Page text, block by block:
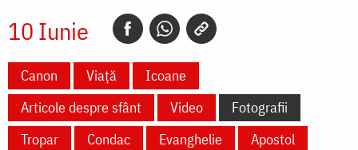
10 Iunie
Canon Viață
Icoane
Articole despre sfânt
Video
Fotografii
Tropar
Condac Evanghelie Apostol